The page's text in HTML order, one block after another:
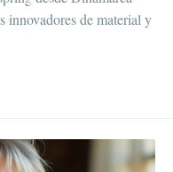
innovadores de material y